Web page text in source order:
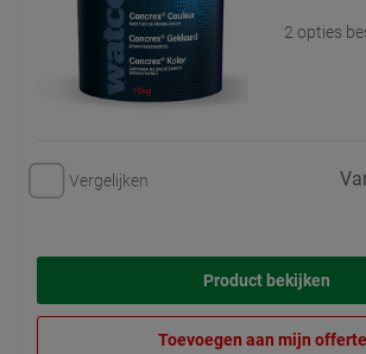
2 opties
Vergelijken
Product bekijken
Toevoegen aan mijn